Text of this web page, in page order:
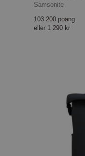
Samsonite
103 200 poäng
eller 1 290 kr